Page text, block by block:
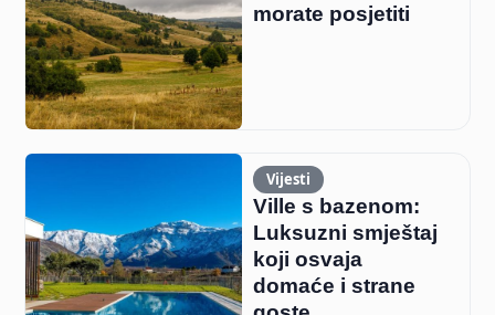
morate posjetiti
Vijesti
Ville s bazenom:
Luksuzni smještaj
koji osvaja
domaće i strane